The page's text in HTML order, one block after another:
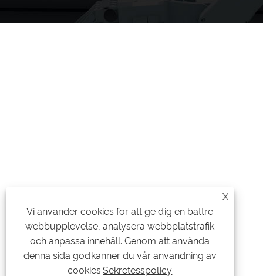
X
Vi använder cookies för att ge dig en bättre
webbupplevelse, analysera webbplatstrafik
och anpassa innehåll. Genom att använda
denna sida godkänner du vår användning av
cookies.Sekretesspolicy